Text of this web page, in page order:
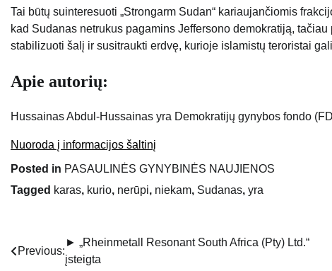
Tai būtų suinteresuoti „Strongarm Sudan“ kariaujančiomis
kad Sudanas netrukus pagamins Jeffersono demokratiją,
stabilizuoti šalį ir susitraukti erdvę, kurioje islamistų teroristai
Apie autorių:
Hussainas Abdul-Hussainas yra Demokratijų gynybos fondo
Nuoroda į informacijos šaltinį
Posted in PASAULINĖS GYNYBINĖS NAUJIENOS
Tagged karas, kurio, nerūpi, niekam, Sudanas, yra
Navigacija
Previous:
► „Rheinmetall Resonant South Africa (Pty) Ltd.“
įsteigta